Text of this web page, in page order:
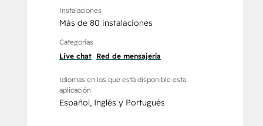
Instalaciones
Más de 80 instalaciones
Categorías
Live chat Red de mensajería
Idiomas en los que está disponible esta
aplicación
Español, Inglés y Portugués